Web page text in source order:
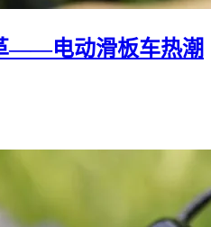
——电动滑板车热潮